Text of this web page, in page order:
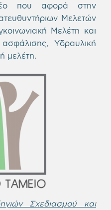
που αφορά στην
Μελετών
Μελέτη και
Υδραυλική
μελέτη.
Σχεδιασμού και